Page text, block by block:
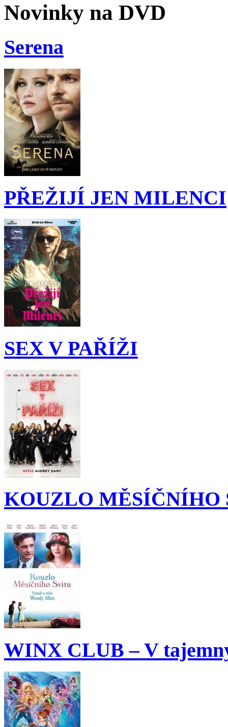
Novinky na DVD
Serena
PŘEŽIJÍ JEN MILENCI
SEX V PAŘÍŽI
KOUZLO MĚSÍČNÍHO
WINX CLUB – V